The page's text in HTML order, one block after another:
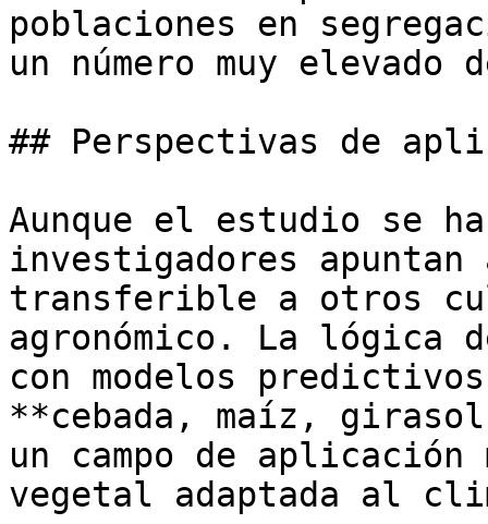
poblaciones en
un número muy
## Perspectivas de
Aunque el estudio se
investigadores
transferible a otros
agronómico. La lógica
con modelos
**cebada, maíz,
un campo de
vegetal adaptada al